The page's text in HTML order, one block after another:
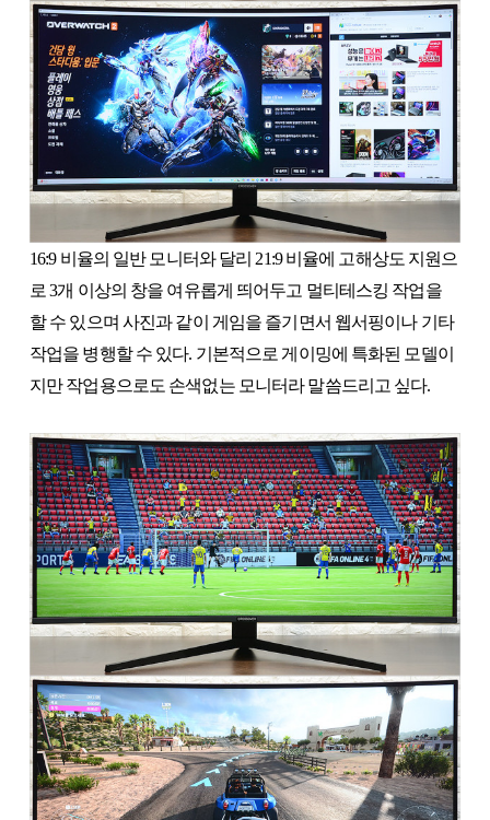
16:9 비율의 일반 모니터와 달리 21:9 비율에 고해상도 지원으
로 3개 이상의 창을 여유롭게 띄어두고 멀티테스킹 작업을
할 수 있으며 사진과 같이 게임을 즐기면서 웹서핑이나 기타
작업을 병행할 수 있다. 기본적으로 게이밍에 특화된 모델이
지만 작업용으로도 손색없는 모니터라 말씀드리고 싶다.